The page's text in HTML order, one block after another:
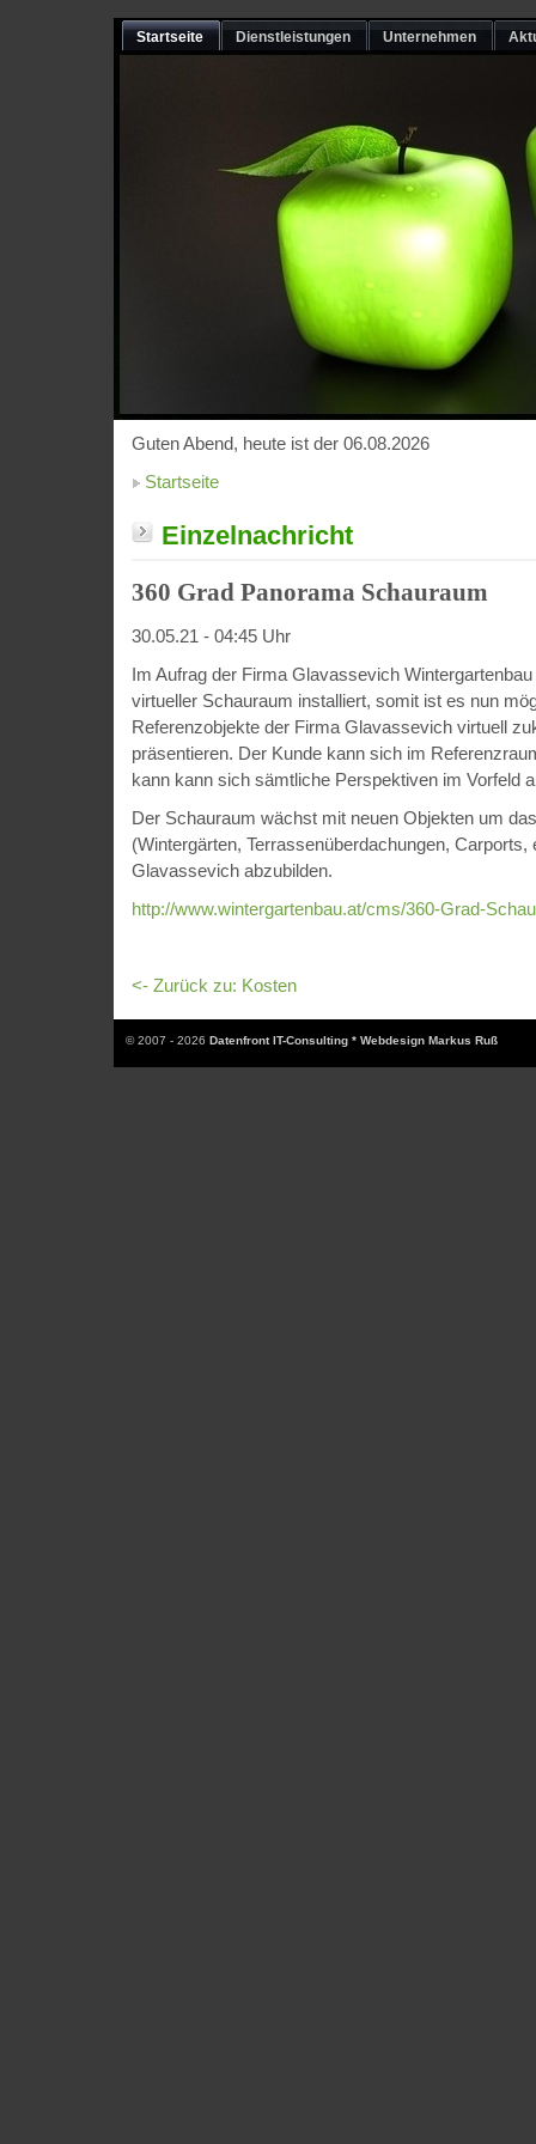
Startseite Dienstleistungen Unternehmen
Guten Abend, heute ist der 06.08.2026
Startseite
Einzelnachricht
360 Grad Panorama Schauraum
30.05.21 - 04:45 Uhr
Im Aufrag der Firma Glavassevich
virtueller Schauraum installiert, somit ist es nun
Referenzobjekte der Firma Glavassevich virtuell
präsentieren. Der Kunde kann sich im
kann kann sich sämtliche Perspektiven im Vorfeld
Der Schauraum wächst mit neuen Objekten um
(Wintergärten, Terrassenüberdachungen, Carports,
Glavassevich abzubilden.
http://www.wintergartenbau.at/cms/360-Grad-
<- Zurück zu: Kosten
© 2007 - 2026 Datenfront IT-Consulting * Webdesign Markus Ruß